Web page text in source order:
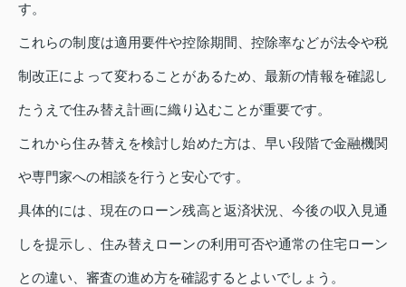
す。
これらの制度は適用要件や控除期間、控除率などが法令や税
制改正によって変わることがあるため、最新の情報を確認し
たうえで住み替え計画に織り込むことが重要です。
これから住み替えを検討し始めた方は、早い段階で金融機関
や専門家への相談を行うと安心です。
具体的には、現在のローン残高と返済状況、今後の収入見通
しを提示し、住み替えローンの利用可否や通常の住宅ローン
との違い、審査の進め方を確認するとよいでしょう。